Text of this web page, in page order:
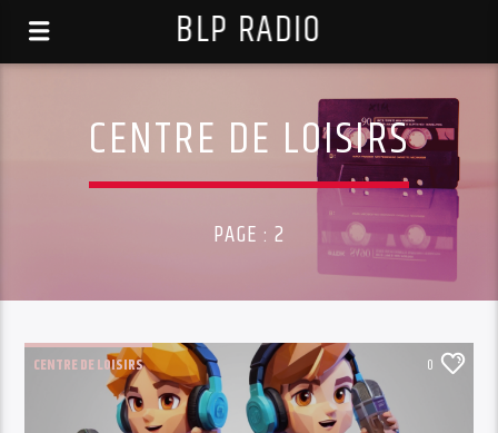
BLP RADIO
CENTRE DE LOISIRS
PAGE : 2
CENTRE DE LOISIRS 0